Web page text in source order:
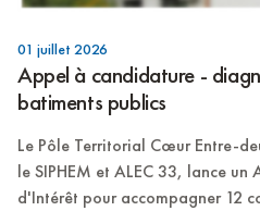
01 juillet 2026
Appel à candidature -
batiments publics
Le Pôle Territorial Cœur Entre-
le SIPHEM et ALEC 33, lance
d'Intérêt pour accompagner 12